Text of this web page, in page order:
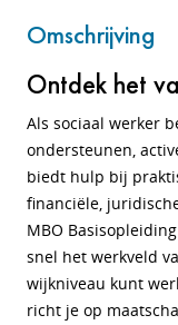
Omschrijving
Ontdek het
Als sociaal werker
ondersteunen,
biedt hulp bij
financiële,
MBO
snel het werkveld
wijkniveau kunt
richt je op